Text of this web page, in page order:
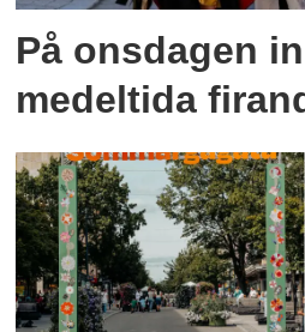
På onsdagen
medeltida